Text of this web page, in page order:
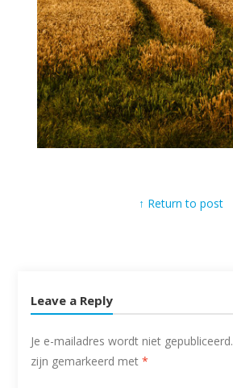
↑ Return to post
Leave a Reply
Je e-mailadres wordt niet gepubliceerd.
zijn gemarkeerd met *